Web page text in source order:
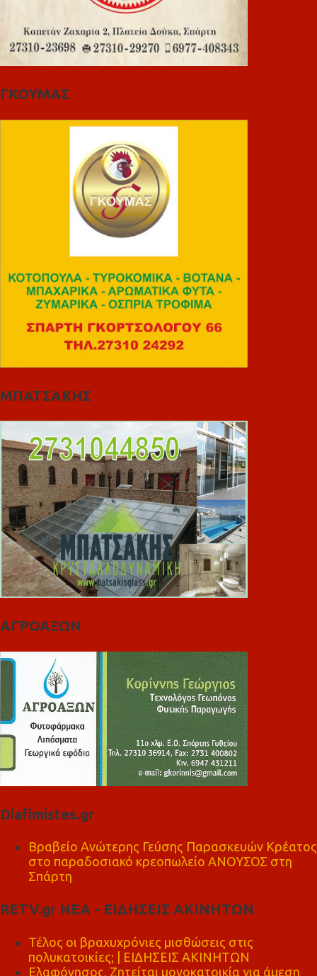
ΓΚΟΥΜΑΣ
ΜΠΑΤΣΑΚΗΣ
ΑΓΡΟΑΞΩΝ
Diafimistes.gr
Βραβείο Ανώτερης Γεύσης Παρασκευών Κρέατος
στο παραδοσιακό κρεοπωλείο ΑΝΟΥΣΟΣ στη
Σπάρτη
RETV.gr ΝΕΑ - ΕΙΔΗΣΕΙΣ ΑΚΙΝΗΤΩΝ
Τέλος οι βραχυχρόνιες μισθώσεις στις
πολυκατοικίες; | ΕΙΔΗΣΕΙΣ ΑΚΙΝΗΤΩΝ
Ελαφόνησος, Ζητείται μονοκατοικία για άμεση